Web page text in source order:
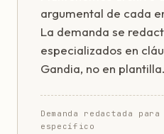
argumental de cada
La demanda se
especializados en
Gandia, no en plantilla.
Demanda redactada
específico